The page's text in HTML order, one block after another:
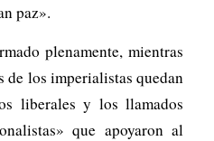
paz».
plenamente, mientras
de los imperialistas quedan
liberales y los llamados
que apoyaron al